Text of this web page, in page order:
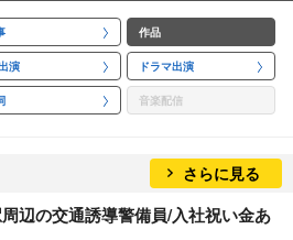
作品
演 ドラマ出演
音楽配信
さらに見る
辺の交通誘導警備員/入社祝い金あ